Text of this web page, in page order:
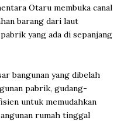
Otaru membuka canal
barang dari laut
yang ada di sepanjang
bangunan yang dibelah
pabrik, gudang-
untuk memudahkan
rumah tinggal